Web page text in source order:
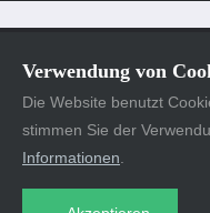
Verwendung von
Die Website benutzt
stimmen Sie der
Informationen